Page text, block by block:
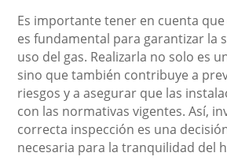
Es importante tener en cuenta
es fundamental para garantizar la
uso del gas. Realizarla no solo es
sino que también contribuye a
riesgos y a asegurar que las
con las normativas vigentes. Así,
correcta inspección es una
necesaria para la tranquilidad del